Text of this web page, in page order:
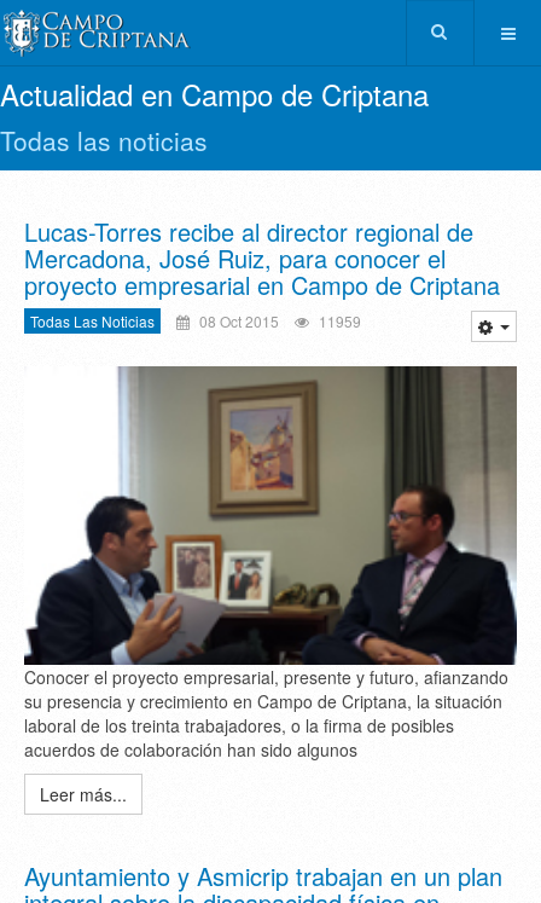
Actualidad en Campo de Criptana
Todas las noticias
Lucas-Torres recibe al director regional de
Mercadona, José Ruiz, para conocer el
proyecto empresarial en Campo de Criptana
Todas Las Noticias 08 Oct 2015 11959
Conocer el proyecto empresarial, presente y futuro, afianzando
su presencia y crecimiento en Campo de Criptana, la situación
laboral de los treinta trabajadores, o la firma de posibles
acuerdos de colaboración han sido algunos
Leer más...
Ayuntamiento y Asmicrip trabajan en un plan